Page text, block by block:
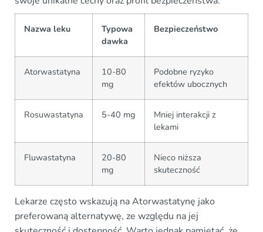
Nazwa leku
Typowa
dawka
Bezpieczeństwo
Atorwastatyna
10-80
mg
Podobne ryzyko
efektów ubocznych
Rosuwastatyna 5-40 mg
Mniej interakcji z
lekami
Fluwastatyna
20-80
mg
Nieco niższa
skuteczność
Lekarze często wskazują na Atorwastatynę jako
preferowaną alternatywę, ze względu na jej